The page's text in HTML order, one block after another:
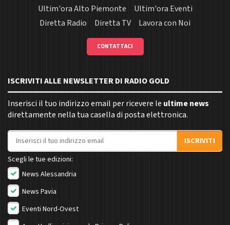
Ultim'ora Alto Piemonte
Ultim'ora Eventi
Diretta Radio
Diretta TV Lavora con Noi
CONTATTACI
ISCRIVITI ALLE NEWSLETTER DI RADIO GOLD
Inserisci il tuo indirizzo email per ricevere le ultime news
direttamente nella tua casella di posta elettronica.
Indirizzo email
ISCRIVITI
Scegli le tue edizioni:
News Alessandria
News Pavia
Eventi Nord-Ovest